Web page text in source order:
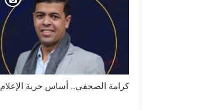
كرامة الصحفي.. أساس حرية الإعلام